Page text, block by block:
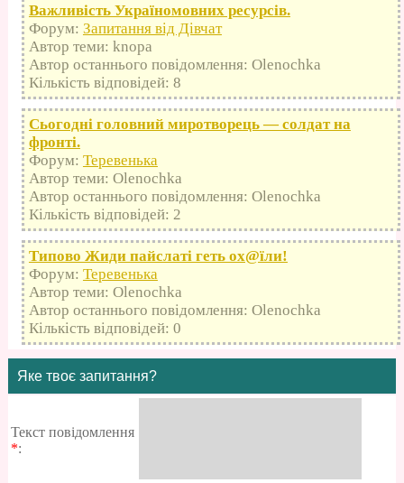
Важливість Україномовних ресурсів.
Форум: Запитання від Дівчат
Автор теми: knopa
Автор останнього повідомлення: Olenochka
Кількість відповідей: 8
Сьогодні головний миротворець — солдат на
фронті.
Форум: Теревенька
Автор теми: Olenochka
Автор останнього повідомлення: Olenochka
Кількість відповідей: 2
Типово Жиди пайслаті геть оx@їли!
Форум: Теревенька
Автор теми: Olenochka
Автор останнього повідомлення: Olenochka
Кількість відповідей: 0
Яке твоє запитання?
Текст повідомлення
*: